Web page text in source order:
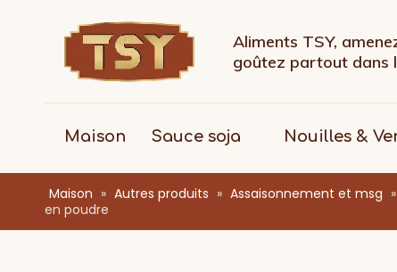
Aliments TSY,
goûtez partout dans
Maison Sauce soja Nouilles &
Maison » Autres produits » Assaisonnement et msg »
en poudre